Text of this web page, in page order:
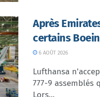
Après
certains
6 AOÛT 2026
Lufthansa
777-9
Lors...